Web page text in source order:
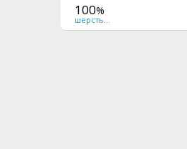
100%
шерсть мерино superwash